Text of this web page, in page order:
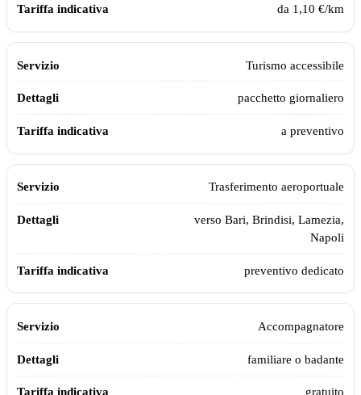
da 1,10 €/km
Turismo accessibile
pacchetto giornaliero
a preventivo
Trasferimento aeroportuale
verso Bari, Brindisi, Lamezia,
Napoli
preventivo dedicato
Accompagnatore
familiare o badante
gratuito